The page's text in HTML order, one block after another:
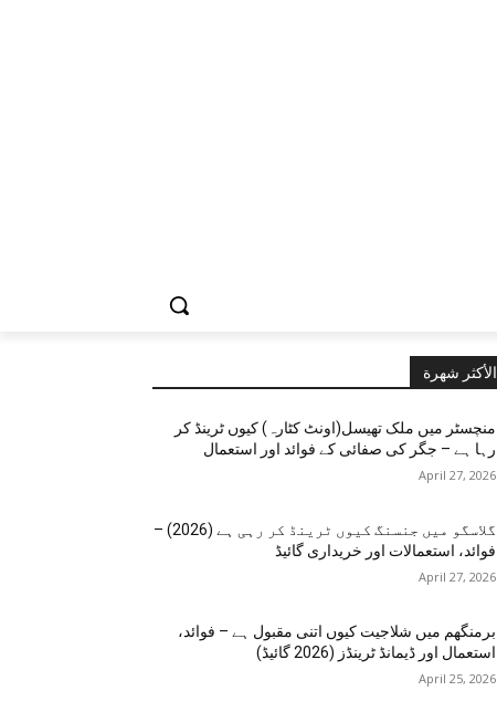
الأكثر شهرة
منچسٹر میں ملک تھیسل(اونٹ کٹارہ) کیوں ٹرینڈ کر
رہا ہے – جگر کی صفائی کے فوائد اور استعمال
April 27, 2026
گلاسگو میں جنسنگ کیوں ٹرینڈ کر رہی ہے (2026) –
فوائد، استعمالات اور خریداری گائیڈ
April 27, 2026
برمنگھم میں شلاجیت کیوں اتنی مقبول ہے – فوائد،
استعمال اور ڈیمانڈ ٹرینڈز (2026 گائیڈ)
April 25, 2026